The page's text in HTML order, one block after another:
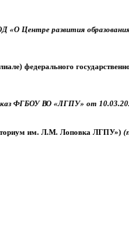
развития образования
федерального
ФГБОУ ВО «ЛГПУ» от
им. Л.М. Лоповка ЛГПУ»)